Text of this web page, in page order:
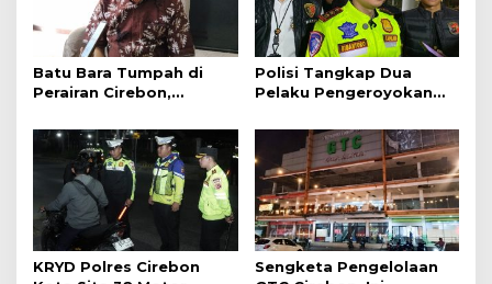
Batu Bara Tumpah di
Perairan Cirebon,
Hijau
Polisi Tangkap Dua
Pelaku Pengeroyokan
KRYD Polres Cirebon
Sengketa Pengelolaan